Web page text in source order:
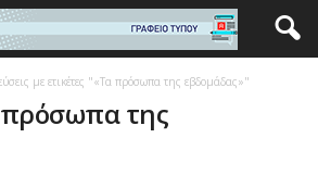
με ετικέτες "«Τα πρόσωπα της εβδομάδας»"
πρόσωπα της